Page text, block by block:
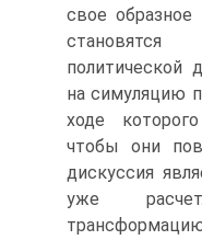
свое образное
политической
на симуляцию
ходе
чтобы они
дискуссия
уже